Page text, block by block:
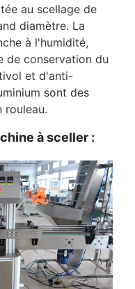
au scellage de
diamètre. La
à l'humidité,
de conservation du
et d'anti-
sont des
rouleau.
à sceller :